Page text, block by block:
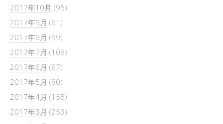
2017年10月 (95)
2017年9月 (81)
2017年8月 (99)
2017年7月 (108)
2017年6月 (87)
2017年5月 (80)
2017年4月 (155)
2017年3月 (253)